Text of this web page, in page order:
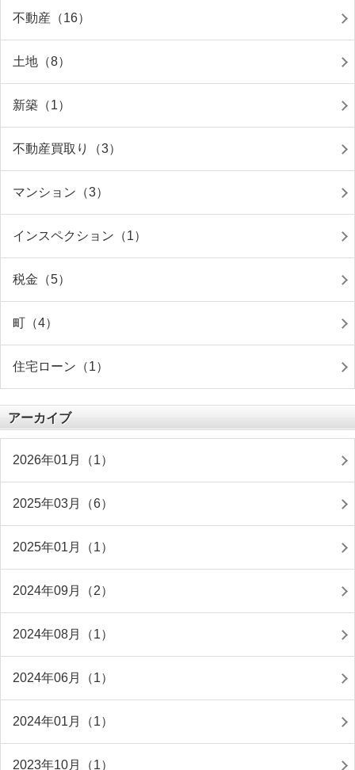
不動産（16）
土地（8）
新築（1）
不動産買取り（3）
マンション（3）
インスペクション（1）
税金（5）
町（4）
住宅ローン（1）
アーカイブ
2026年01月（1）
2025年03月（6）
2025年01月（1）
2024年09月（2）
2024年08月（1）
2024年06月（1）
2024年01月（1）
2023年10月（1）